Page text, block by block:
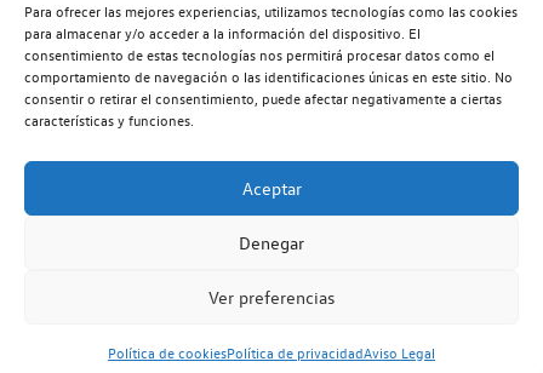
Para ofrecer las mejores experiencias, utilizamos tecnologías como las cookies
para almacenar y/o acceder a la información del dispositivo. El
consentimiento de estas tecnologías nos permitirá procesar datos como el
comportamiento de navegación o las identificaciones únicas en este sitio. No
consentir o retirar el consentimiento, puede afectar negativamente a ciertas
características y funciones.
Aceptar
Denegar
Ver preferencias
Política de cookiesPolítica de privacidadAviso Legal
Taller:976 300 563
Recambios:976 300 564
©2026 | Volkswagen Zaragoza| Aviso legal |Política de privacidad |
Política de cookies |Código ético |
Volkswagen Vehículos Comerciales EU Data Act (Reglamento (EU)